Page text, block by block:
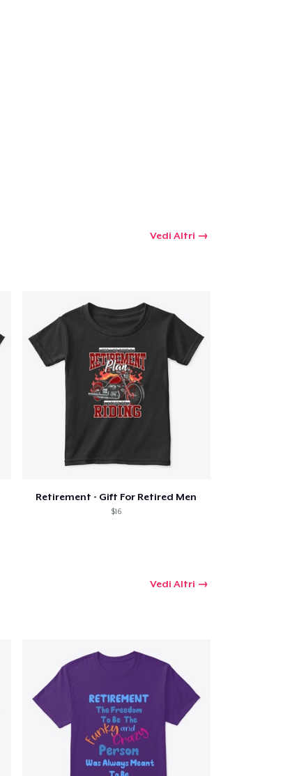
Vedi Altri
Retirement - Gift For Retired Men
$16
Vedi Altri